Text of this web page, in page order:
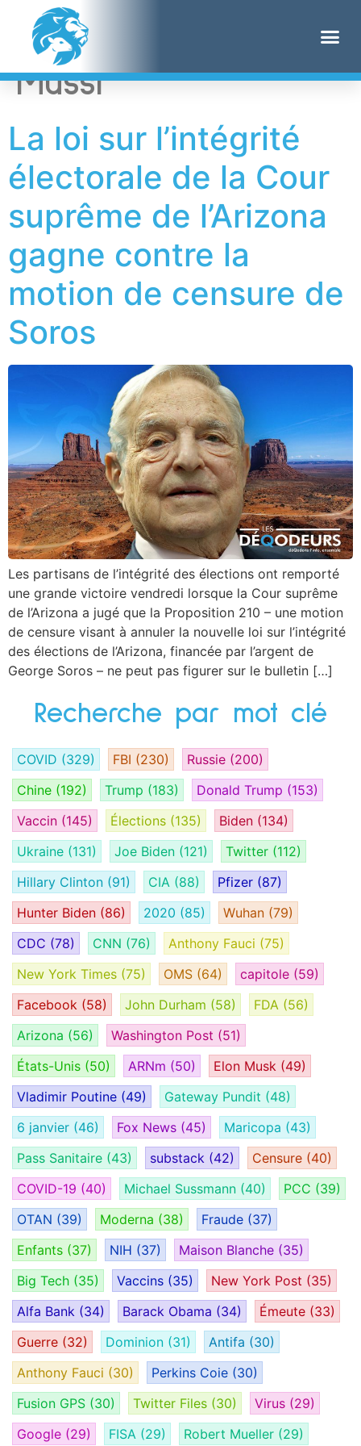
Étiquette :
Mussi
La loi sur l’intégrité
électorale de la Cour
suprême de l’Arizona
gagne contre la
motion de censure de
Soros
Les partisans de l’intégrité des élections ont remporté
une grande victoire vendredi lorsque la Cour suprême
de l’Arizona a jugé que la Proposition 210 – une motion
de censure visant à annuler la nouvelle loi sur l’intégrité
des élections de l’Arizona, financée par l’argent de
George Soros – ne peut pas figurer sur le bulletin […]
Recherche par mot clé
COVID (329) FBI (230) Russie (200)
Chine (192) Trump (183) Donald Trump (153)
Vaccin (145) Élections (135) Biden (134)
Ukraine (131) Joe Biden (121) Twitter (112)
Hillary Clinton (91) CIA (88) Pfizer (87)
Hunter Biden (86) 2020 (85) Wuhan (79)
CDC (78) CNN (76) Anthony Fauci (75)
New York Times (75) OMS (64) capitole (59)
Facebook (58) John Durham (58) FDA (56)
Arizona (56) Washington Post (51)
États-Unis (50) ARNm (50) Elon Musk (49)
Vladimir Poutine (49) Gateway Pundit (48)
6 janvier (46) Fox News (45) Maricopa (43)
Pass Sanitaire (43) substack (42) Censure (40)
COVID-19 (40) Michael Sussmann (40) PCC (39)
OTAN (39) Moderna (38) Fraude (37)
Enfants (37) NIH (37) Maison Blanche (35)
Big Tech (35) Vaccins (35) New York Post (35)
Alfa Bank (34) Barack Obama (34) Émeute (33)
Guerre (32) Dominion (31) Antifa (30)
Anthony Fauci (30) Perkins Coie (30)
Fusion GPS (30) Twitter Files (30) Virus (29)
Google (29) FISA (29) Robert Mueller (29)